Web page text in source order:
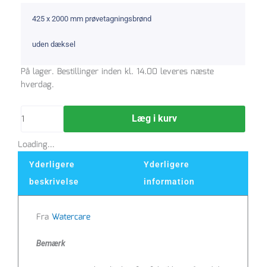
425 x 2000 mm prøvetagningsbrønd
uden dæksel
På lager. Bestillinger inden kl. 14.00 leveres næste
hverdag.
Prøvetagningsbrønd
425
mm
WaterCare
antal
Læg i kurv
Loading...
Yderligere
beskrivelse
Yderligere
information
Fra Watercare
Bemærk